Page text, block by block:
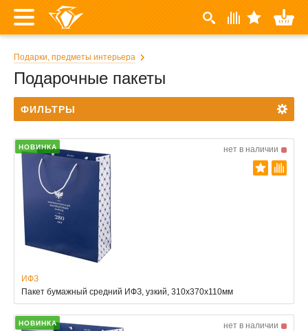
Подарки, предметы интерьера
Подарочные пакеты
ФИЛЬТРЫ
НОВИНКА нет в наличии
ИФЗ
Пакет бумажный средний ИФЗ, узкий, 310х370х110мм
НОВИНКА нет в наличии